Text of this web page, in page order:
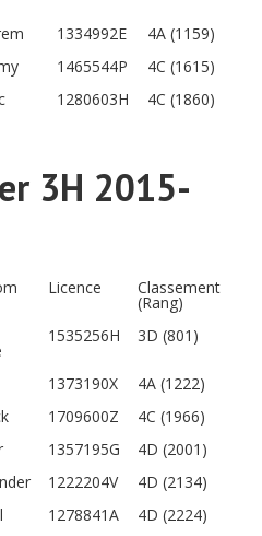
1334992E
4A (1159)
1465544P
4C (1615)
1280603H 4C (1860)
3H 2015-
Licence Classement
(Rang)
1535256H 3D (801)
1373190X
4A (1222)
1709600Z
4C (1966)
1357195G
4D (2001)
1222204V
4D (2134)
1278841A
4D (2224)